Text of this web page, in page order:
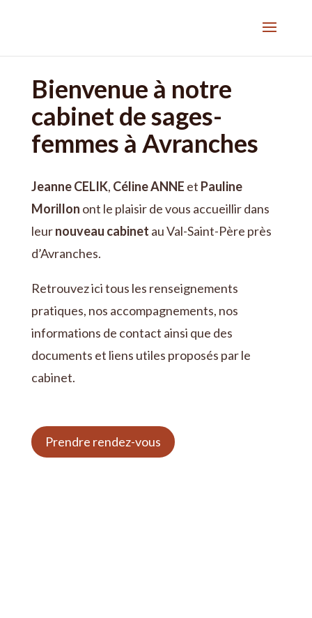
Bienvenue à notre
cabinet de sages-
femmes à Avranches
Jeanne CELIK, Céline ANNE et Pauline
Morillon ont le plaisir de vous accueillir dans
leurnouveau cabinet au Val-Saint-Père près
d’Avranches.
Retrouvez ici tous les renseignements
pratiques, nos accompagnements, nos
informations de contact ainsi que des
documents et liens utiles proposés par le
cabinet.
Prendre rendez-vous